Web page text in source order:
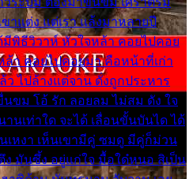
าแต่ง แต่เรา แล้งมาหลายปี
มีพิธีวิวาห์ หัวใจหล้า คอยไปคอย
ล้า คอยไปคอยมา คือหน้าที่เก่า
ว ไปล้างแต่จาน ดั่งถูกประหาร
นขม โอ้ รัก ลอยลม ไม่สม ดัง ใจ
นเท่าใด จะได้ เลื่อนขั้นบันได ได้
เหงา เห็นเขามีคู่ ซมดู มีคู่ก็ม่วน
ง มันซึ้ง อยู่แก่ใจ มื้อใด๋หนอ สิเป็น